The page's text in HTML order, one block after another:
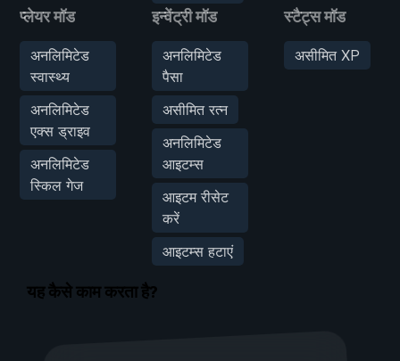
प्लेयर मॉड
अनलिमिटेड
स्वास्थ्य
अनलिमिटेड
एक्स ड्राइव
अनलिमिटेड
स्किल गेज
इन्वेंट्री मॉड
अनलिमिटेड
पैसा
असीमित रत्न
अनलिमिटेड
आइटम्स
आइटम रीसेट
करें
आइटम्स हटाएं
स्टैट्स मॉड
असीमित XP
यह कैसे काम करता है?